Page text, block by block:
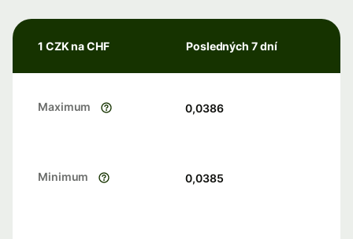
1 CZK na CHF Posledných 7 dní
Maximum 0,0386
Minimum 0,0385